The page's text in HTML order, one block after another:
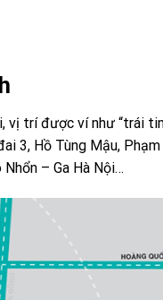
vị trí được ví như “trái
3, Hồ Tùng Mậu,
– Ga Hà Nội…